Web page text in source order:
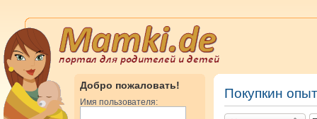
Добро пожаловать!
Имя пользователя:
Покупкин опыт